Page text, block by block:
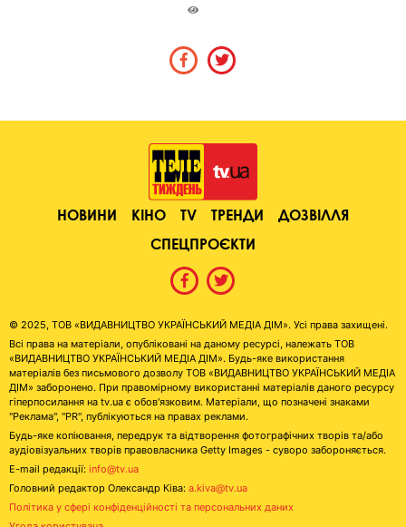
НОВИНИ КІНО TV ТРЕНДИ
ДОЗВІЛЛЯ
СПЕЦПРОЄКТИ
© 2025, ТОВ «ВИДАВНИЦТВО УКРАЇНСЬКИЙ МЕДІА ДІМ». Усі права захищені.
Всі права на матеріали, опубліковані на даному ресурсі, належать ТОВ
«ВИДАВНИЦТВО УКРАЇНСЬКИЙ МЕДІА ДІМ». Будь-яке використання
матеріалів без письмового дозволу ТОВ «ВИДАВНИЦТВО УКРАЇНСЬКИЙ МЕДІА
ДІМ» заборонено. При правомірному використанні матеріалів даного ресурсу
гіперпосилання на tv.ua є обов'язковим. Матеріали, що позначені знаками
"Реклама", "PR", публікуються на правах реклами.
Будь-яке копіювання, передрук та відтворення фотографічних творів та/або
аудіовізуальних творів правовласника Getty Images - суворо забороняється.
E-mail редакції: info@tv.ua
Головний редактор Олександр Ківа: a.kiva@tv.ua
Політика у сфері конфіденційності та персональних даних